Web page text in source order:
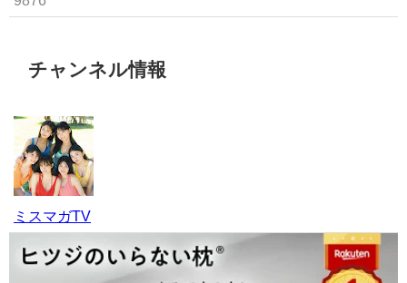
チャンネル情報
ミスマガTV